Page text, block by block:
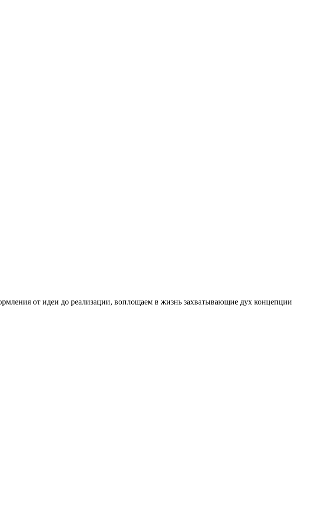
от идеи до реализации, воплощаем в жизнь захватывающие дух концепции